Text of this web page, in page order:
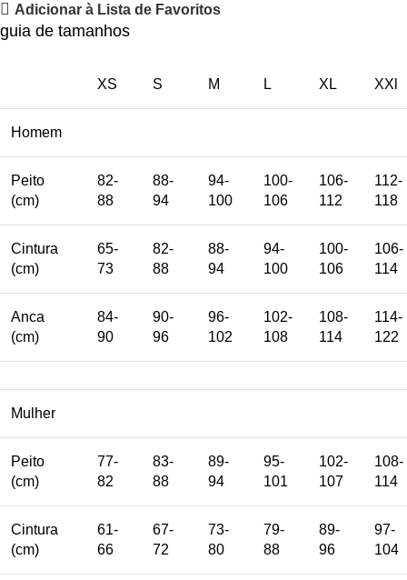
Adicionar à Lista de Favoritos
guia de tamanhos
XS S M L XL XXl
Homem
Peito
(cm)
82-
88
88-
94
94-
100
100-
106
106-
112
112-
118
Cintura
(cm)
65-
73
82-
88
88-
94
94-
100
100-
106
106-
114
Anca
(cm)
84-
90
90-
96
96-
102
102-
108
108-
114
114-
122
Mulher
Peito
(cm)
77-
82
83-
88
89-
94
95-
101
102-
107
108-
114
Cintura
(cm)
61-
66
67-
72
73-
80
79-
88
89-
96
97-
104